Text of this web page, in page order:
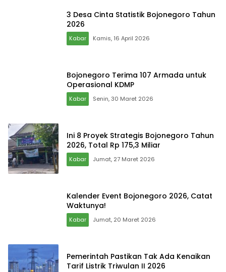
3 Desa Cinta Statistik Bojonegoro Tahun
2026
Kabar Kamis, 16 April 2026
Bojonegoro Terima 107 Armada untuk
Operasional KDMP
Kabar Senin, 30 Maret 2026
Ini 8 Proyek Strategis Bojonegoro Tahun
2026, Total Rp 175,3 Miliar
Kabar Jumat, 27 Maret 2026
Kalender Event Bojonegoro 2026, Catat
Waktunya!
Kabar Jumat, 20 Maret 2026
Pemerintah Pastikan Tak Ada Kenaikan
Tarif Listrik Triwulan II 2026